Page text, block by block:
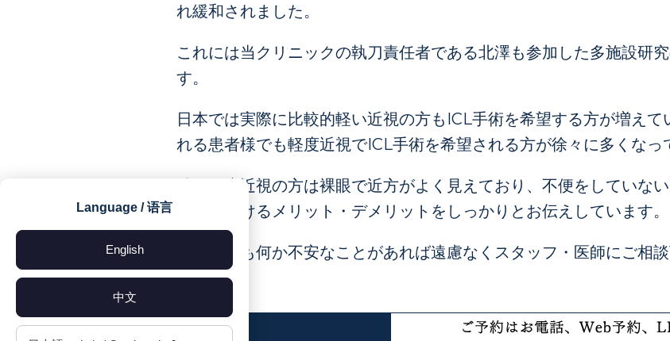
Language / 语言
English
中文
れ緩和されました。
これには当クリニックの執刀責任者である北澤も参加した多施設研
す。
日本では実際に比較的軽い近視の方もICL手術を希望する方が増えて
れる患者様でも軽度近視でICL手術を希望される方が徐々に多くなっ
特に軽度近視の方は裸眼で近方がよく見えており、不便をしていな
手術を受けるメリット・デメリットをしっかりとお伝えしています。
その他にも何か不安なことがあれば遠慮なくスタッフ・医師にご相談